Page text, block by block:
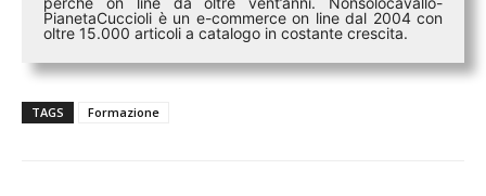
PianetaCuccioli è un e-commerce on line dal 2004 con
oltre 15.000 articoli a catalogo in costante crescita.
TAGS Formazione